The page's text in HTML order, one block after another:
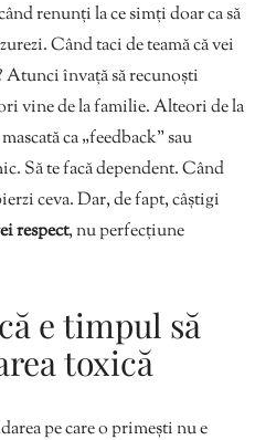
renunți la ce simți doar ca să
Când taci de teamă că vei
Atunci învață să recunoști
vine de la familie. Alteori de la
ca „feedback” sau
Să te facă dependent. Când
ceva. Dar, de fapt, câștigi
respect, nu perfecțiune
e timpul să
toxică
pe care o primești nu e